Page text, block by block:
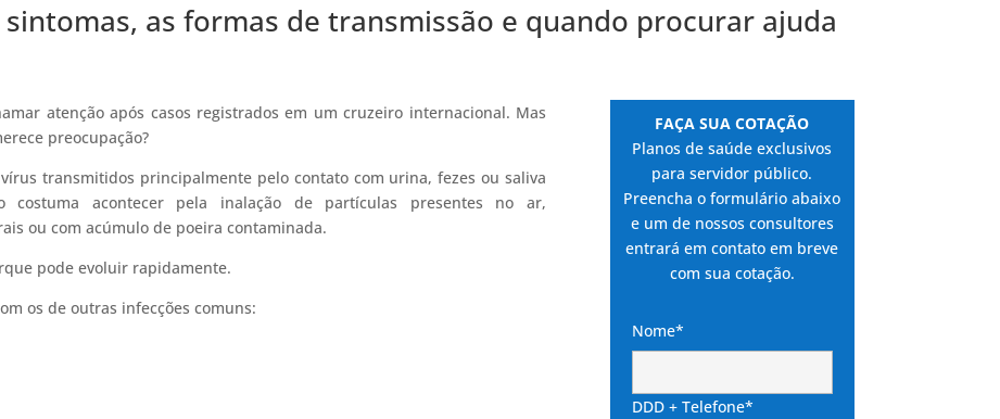
as formas de transmissão e quando procurar ajuda
atenção após casos registrados em um cruzeiro internacional. Mas
preocupação?
transmitidos principalmente pelo contato com urina, fezes ou saliva
costuma acontecer pela inalação de partículas presentes no ar,
ou com acúmulo de poeira contaminada.
pode evoluir rapidamente.
os de outras infecções comuns:
FAÇA SUA COTAÇÃO
Planos de saúde exclusivos
para servidor público.
Preencha o formulário abaixo
e um de nossos consultores
entrará em contato em breve
com sua cotação.
Nome*
DDD + Telefone*